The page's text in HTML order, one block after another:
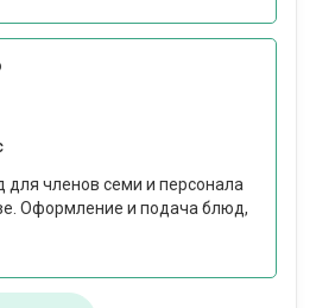
для членов семи и персонала
Оформление и подача блюд,